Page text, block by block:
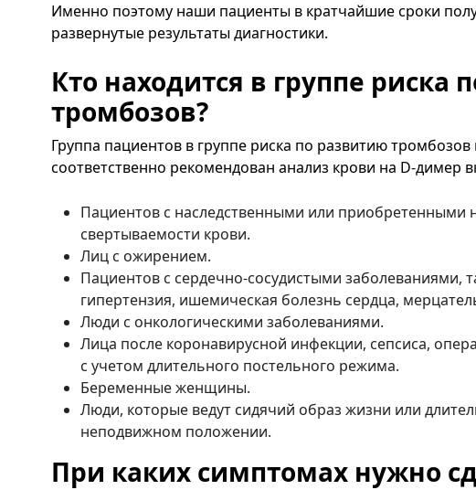
Именно поэтому наши пациенты в кратчайшие сроки
развернутые результаты диагностики.
Кто находится в группе риска
тромбозов?
Группа пациентов в группе риска по развитию
соответственно рекомендован анализ крови на D-димер
Пациентов с наследственными или приобретенными
свертываемости крови.
Лиц с ожирением.
Пациентов с сердечно-сосудистыми заболеваниями,
гипертензия, ишемическая болезнь сердца,
Люди с онкологическими заболеваниями.
Лица после коронавирусной инфекции, сепсиса,
с учетом длительного постельного режима.
Беременные женщины.
Люди, которые ведут сидячий образ жизни или
неподвижном положении.
При каких симптомах нужно